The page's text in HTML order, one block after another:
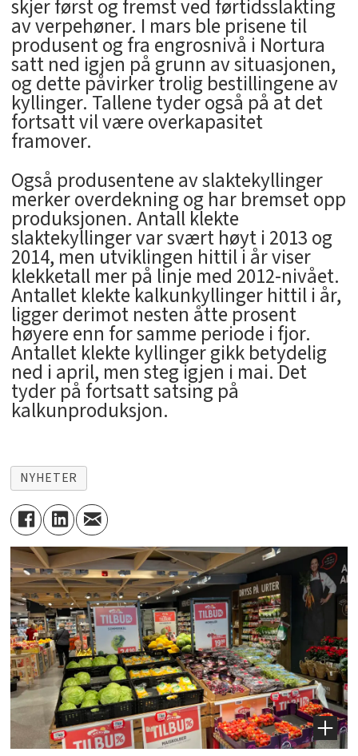
skjer først og fremst ved førtidsslakting
av verpehøner. I mars ble prisene til
produsent og fra engrosnivå i Nortura
satt ned igjen på grunn av situasjonen,
og dette påvirker trolig bestillingene av
kyllinger. Tallene tyder også på at det
fortsatt vil være overkapasitet
framover.
Også produsentene av slaktekyllinger
merker overdekning og har bremset opp
produksjonen. Antall klekte
slaktekyllinger var svært høyt i 2013 og
2014, men utviklingen hittil i år viser
klekketall mer på linje med 2012-nivået.
Antallet klekte kalkunkyllinger hittil i år,
ligger derimot nesten åtte prosent
høyere enn for samme periode i fjor.
Antallet klekte kyllinger gikk betydelig
ned i april, men steg igjen i mai. Det
tyder på fortsatt satsing på
kalkunproduksjon.
NYHETER